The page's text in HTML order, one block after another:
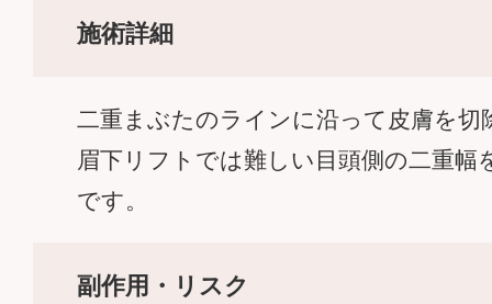
施術詳細
二重まぶたのラインに沿って皮膚を切
眉下リフトでは難しい目頭側の二重幅
です。
副作用・リスク